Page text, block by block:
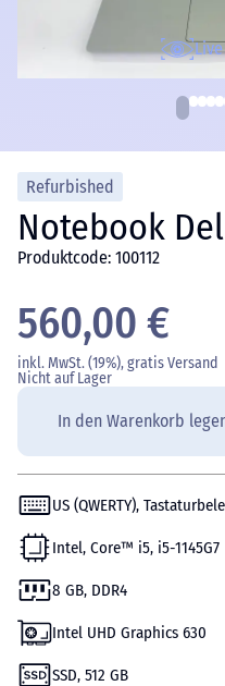
Refurbished
Notebook
Produktcode: 100112
560,00 €
inkl. MwSt. (19%), gratis Versand
Nicht auf Lager
In den Warenkorb
US (QWERTY),
Intel, Core™ i5, i5-1145G7
8 GB, DDR4
Intel UHD Graphics 630
SSD, 512 GB